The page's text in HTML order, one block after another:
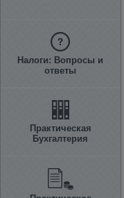
Налоги: Вопросы и
ответы
Практическая
Бухгалтерия